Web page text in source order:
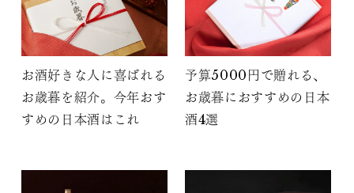
お酒好きな人に喜ばれる
お歳暮を紹介。今年おす
すめの日本酒はこれ
予算5000円で贈れる、
お歳暮におすすめの日本
酒4選